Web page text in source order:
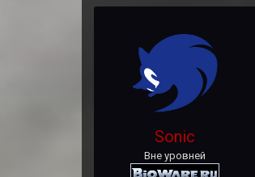
Sonic
Вне уровней